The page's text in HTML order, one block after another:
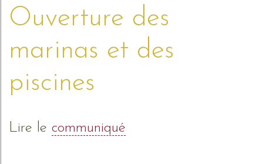
Ouverture des
marinas et des
piscines
Lire le communiqué